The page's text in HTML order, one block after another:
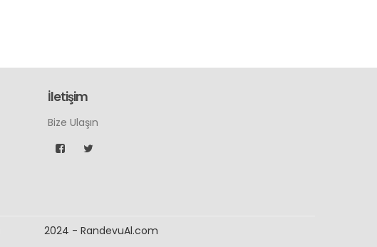
İletişim
Bize Ulaşın
2024 - RandevuAl.com